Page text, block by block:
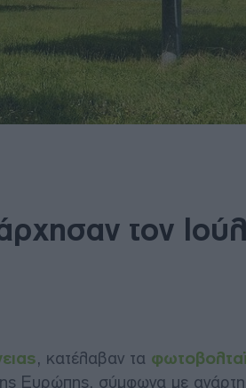
τον
, κατέλαβαν τα
Ευρώπης, σύμφωνα με